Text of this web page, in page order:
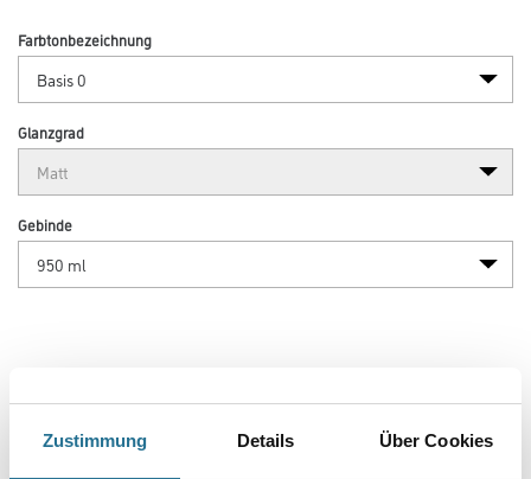
Zustimmung Details Über Cookies
Farbtonbezeichnung
Glanzgrad
Gebinde
Zur Farbauswahl für Ihren Wunschfarbton